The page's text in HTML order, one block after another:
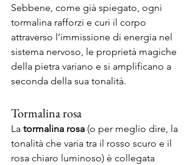
Sebbene, come già spiegato, ogni
tormalina rafforzi e curi il corpo
attraverso l’immissione di energia nel
sistema nervoso, le proprietà magiche
della pietra variano e si amplificano a
seconda della sua tonalità.
Tormalina rosa
La tormalina rosa (o per meglio dire, la
tonalità che varia tra il rosso scuro e il
rosa chiaro luminoso) è collegata